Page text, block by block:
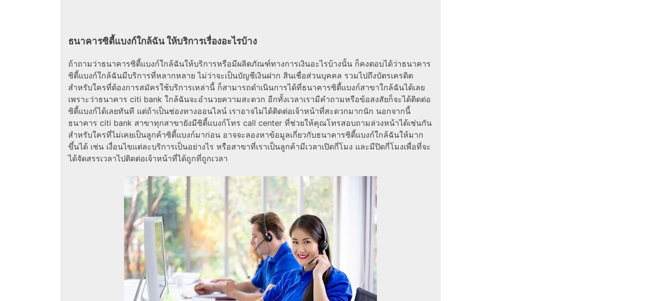
ธนาคารซิตี้แบงก์ใกล้ฉัน ให้บริการเรื่องอะไรบ้าง
ถ้าถามว่าธนาคารซิตี้แบงก์ใกล้ฉันให้บริการหรือมีผลิตภัณฑ์ทางการเงินอะไรบ้างนั้น ก็คงตอบได้ว่าธนาคาร
ซิตี้แบงก์ใกล้ฉันมีบริการที่หลากหลาย ไม่ว่าจะเป็นบัญชีเงินฝาก สินเชื่อส่วนบุคคล รวมไปถึงบัตรเครดิต
สำหรับใครที่ต้องการสมัครใช้บริการเหล่านี้ ก็สามารถดำเนินการได้ที่ธนาคารซิตี้แบงก์สาขาใกล้ฉันได้เลย
เพราะว่าธนาคาร citi bank ใกล้ฉันจะอำนวยความสะดวก อีกทั้งเวลาเรามีคำถามหรือข้อสงสัยก็จะได้ติดต่อ
ซิตี้แบงก์ได้เลยทันที แต่ถ้าเป็นช่องทางออนไลน์ เราอาจไม่ได้ติดต่อเจ้าหน้าที่สะดวกมากนัก นอกจากนี้
ธนาคาร citi bank สาขาทุกสาขายังมีซิตี้แบงก์โทร call center ที่ช่วยให้คุณโทรสอบถามล่วงหน้าได้เช่นกัน
สำหรับใครที่ไม่เคยเป็นลูกค้าซิตี้แบงก์มาก่อน อาจจะลองหาข้อมูลเกี่ยวกับธนาคารซิตี้แบงก์ใกล้ฉันให้มาก
ขึ้นได้ เช่น เงื่อนไขแต่ละบริการเป็นอย่างไร หรือสาขาที่เราเป็นลูกค้ามีเวลาเปิดกี่โมง และมีปิดกี่โมงเพื่อที่จะ
ได้จัดสรรเวลาไปติดต่อเจ้าหน้าที่ได้ถูกที่ถูกเวลา